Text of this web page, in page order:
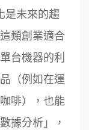
是未來的趨
類創業適合
台機器的利
（例如在運
啡），也能
據分析」，